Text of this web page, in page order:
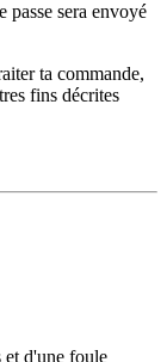
sera envoyé
ta commande,
fins décrites
et d'une foule